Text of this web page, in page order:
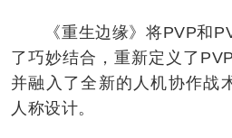
《重生边缘》将PVP和
了巧妙结合，重新定义了
并融入了全新的人机协作战
人称设计。